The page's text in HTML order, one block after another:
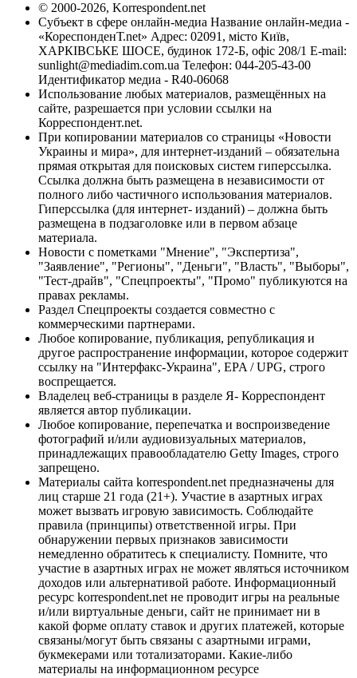
© 2000-2026, Korrespondent.net
Субъект в сфере онлайн-медиа Название онлайн-медиа -
«КореспонденТ.net» Адрес: 02091, місто Київ,
ХАРКІВСЬКЕ ШОСЕ, будинок 172-Б, офіс 208/1 E-mail:
sunlight@mediadim.com.ua Телефон: 044-205-43-00
Идентификатор медиа - R40-06068
Использование любых материалов, размещённых на
сайте, разрешается при условии ссылки на
Корреспондент.net.
При копировании материалов со страницы «Новости
Украины и мира», для интернет-изданий – обязательна
прямая открытая для поисковых систем гиперссылка.
Ссылка должна быть размещена в независимости от
полного либо частичного использования материалов.
Гиперссылка (для интернет- изданий) – должна быть
размещена в подзаголовке или в первом абзаце
материала.
Новости с пометками "Мнение", "Экспертиза",
"Заявление", "Регионы", "Деньги", "Власть", "Выборы",
"Тест-драйв", "Спецпроекты", "Промо" публикуются на
правах рекламы.
Раздел Спецпроекты создается совместно с
коммерческими партнерами.
Любое копирование, публикация, републикация и
другое распространение информации, которое содержит
ссылку на "Интерфакс-Украина", EPA / UPG, строго
воспрещается.
Владелец веб-страницы в разделе Я- Корреспондент
является автор публикации.
Любое копирование, перепечатка и воспроизведение
фотографий и/или аудиовизуальных материалов,
принадлежащих правообладателю Getty Images, строго
запрещено.
Материалы сайта korrespondent.net предназначены для
лиц старше 21 года (21+). Участие в азартных играх
может вызвать игровую зависимость. Соблюдайте
правила (принципы) ответственной игры. При
обнаружении первых признаков зависимости
немедленно обратитесь к специалисту. Помните, что
участие в азартных играх не может являться источником
доходов или альтернативой работе. Информационный
ресурс korrespondent.net не проводит игры на реальные
и/или виртуальные деньги, сайт не принимает ни в
какой форме оплату ставок и других платежей, которые
связаны/могут быть связаны с азартными играми,
букмекерами или тотализаторами. Какие-либо
материалы на информационном ресурсе